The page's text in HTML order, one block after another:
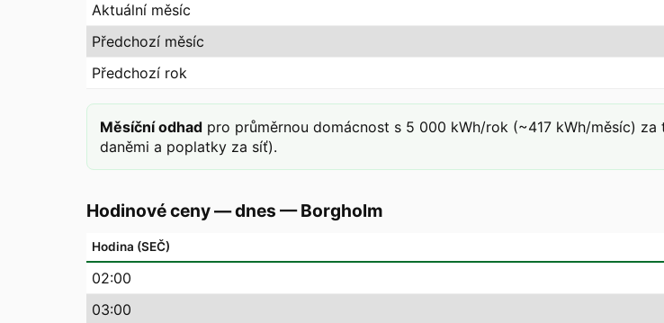
Aktuální měsíc
Předchozí měsíc
Předchozí rok
Měsíční odhad pro průměrnou domácnost s 5 000 kWh/rok (~417 kWh/měsíc)
daněmi a poplatky za síť).
Hodinové ceny — dnes —Borgholm
Hodina (SEČ)
02:00
03:00